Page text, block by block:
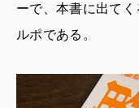
ーで、本書に出て
ルポである。